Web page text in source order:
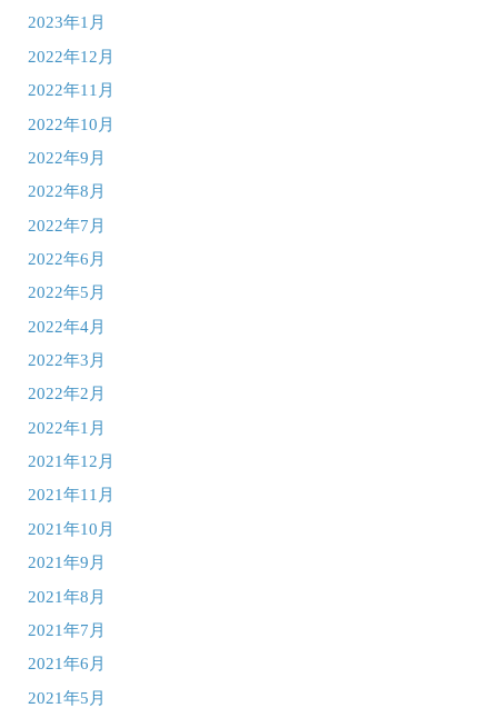
2023年1月
2022年12月
2022年11月
2022年10月
2022年9月
2022年8月
2022年7月
2022年6月
2022年5月
2022年4月
2022年3月
2022年2月
2022年1月
2021年12月
2021年11月
2021年10月
2021年9月
2021年8月
2021年7月
2021年6月
2021年5月